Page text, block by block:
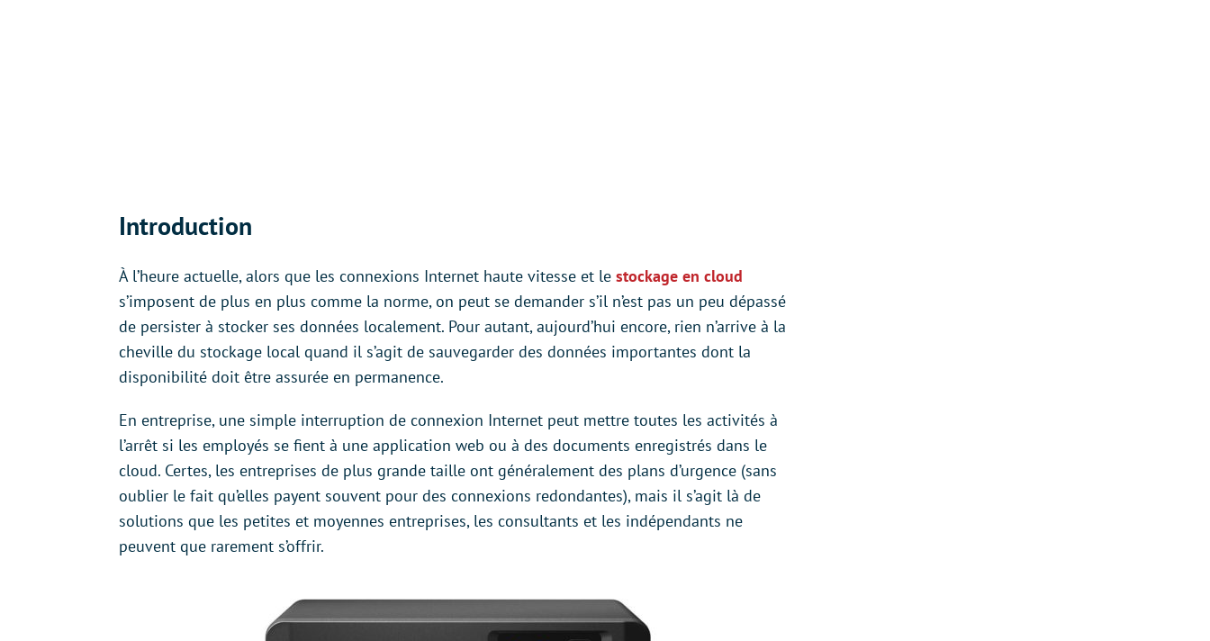
Introduction
À l’heure actuelle, alors que les connexions Internet haute vitesse et le stockage en cloud
s’imposent de plus en plus comme la norme, on peut se demander s’il n’est pas un peu dépassé
de persister à stocker ses données localement. Pour autant, aujourd’hui encore, rien n’arrive à la
cheville du stockage local quand il s’agit de sauvegarder des données importantes dont la
disponibilité doit être assurée en permanence.
En entreprise, une simple interruption de connexion Internet peut mettre toutes les activités à
l’arrêt si les employés se fient à une application web ou à des documents enregistrés dans le
cloud. Certes, les entreprises de plus grande taille ont généralement des plans d’urgence (sans
oublier le fait qu’elles payent souvent pour des connexions redondantes), mais il s’agit là de
solutions que les petites et moyennes entreprises, les consultants et les indépendants ne
peuvent que rarement s’offrir.